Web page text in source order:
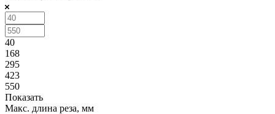
40
168
295
423
550
Показать
Макс. длина реза, мм